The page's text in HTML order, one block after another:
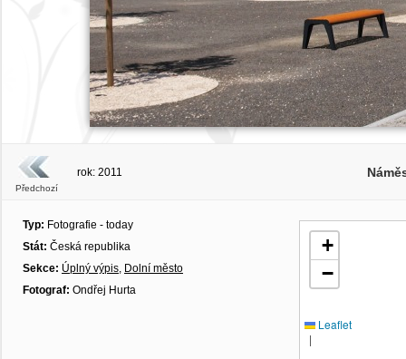
Předchozí
rok: 2011
Typ: Fotografie - today
Stát: Česká republika
Sekce: Úplný výpis, Dolní město
Fotograf: Ondřej Hurta
+
−
Leaflet
|